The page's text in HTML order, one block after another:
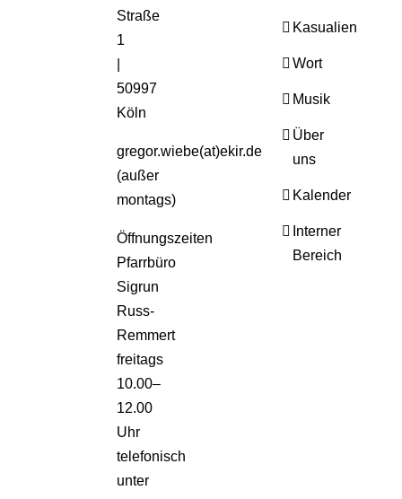
Straße
1
50997
Köln
gregor.wiebe(at)ekir.de
(außer
montags)
Öffnungszeiten
Pfarrbüro
Sigrun
Russ-
Remmert
freitags
10.00–
12.00
Uhr
telefonisch
unter
Kasualien
Wort
Musik
Über
uns
Kalender
Interner
Bereich